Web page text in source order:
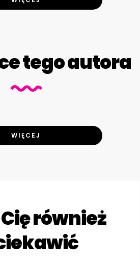
tego autora
WIĘCEJ
również